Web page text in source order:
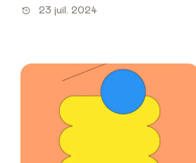
23 juil. 2024